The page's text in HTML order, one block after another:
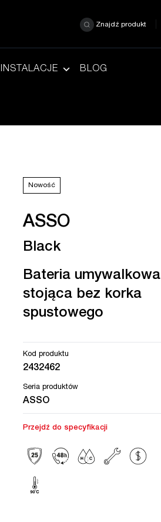
Znajdź produkt
INSTALACJE BLOG
Nowość
ASSO
Black
Bateria umywalkowa
stojąca bez korka
spustowego
Kod produktu
2432462
Seria produktów
ASSO
Przejdź do specyfikacji